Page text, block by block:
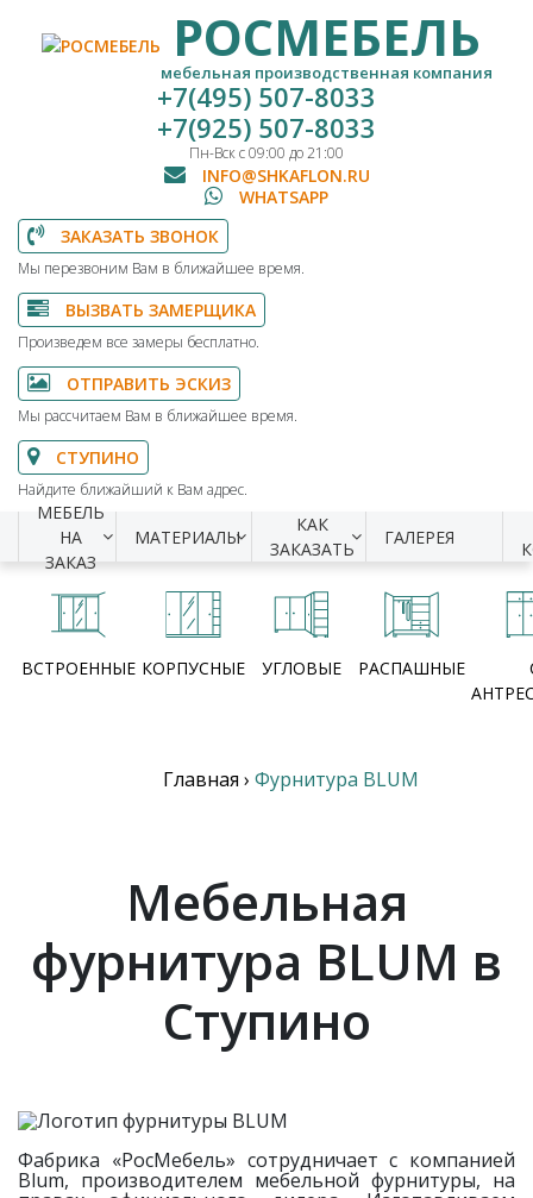
РОСМЕБЕЛЬ
мебельная производственная компания
+7(495) 507-8033
+7(925) 507-8033
Пн-Вск с 09:00 до 21:00
INFO@SHKAFLON.RU
WHATSAPP
ЗАКАЗАТЬ ЗВОНОК
Мы перезвоним Вам в ближайшее время.
ВЫЗВАТЬ ЗАМЕРЩИКА
Произведем все замеры бесплатно.
ОТПРАВИТЬ ЭСКИЗ
Мы рассчитаем Вам в ближайшее время.
СТУПИНО
Найдите ближайший к Вам адрес.
МЕБЕЛЬ
НА
ЗАКАЗ
МАТЕРИАЛЫ
КАК
ЗАКАЗАТЬ
ГАЛЕРЕЯ
ВСТРОЕННЫЕ КОРПУСНЫЕ УГЛОВЫЕ РАСПАШНЫЕ
Главная › Фурнитура BLUM
Мебельная
фурнитура BLUM в
Ступино
Фабрика «РосМебель» сотрудничает с компанией
Blum, производителем мебельной фурнитуры, на